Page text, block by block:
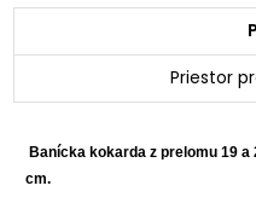
Priestor
Banícka kokarda z prelomu 19
cm.